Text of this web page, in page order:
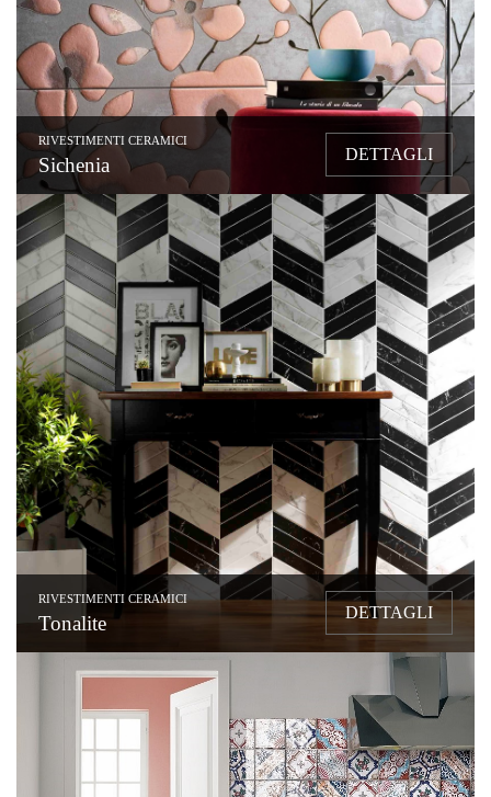
RIVESTIMENTI CERAMICI
Sichenia DETTAGLI
RIVESTIMENTI CERAMICI
Tonalite DETTAGLI